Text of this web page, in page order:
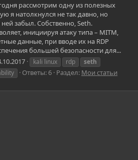
рассмотрим одну из полезных
я натолкнулся не так давно, но
забыл. Собственно, Seth.
инициируя атаку типа – MITM,
данные, при вводе их на RDP
большей безопасности для...
kali linux rdp
seth
Ответы: 6 Раздел: Мои статьи